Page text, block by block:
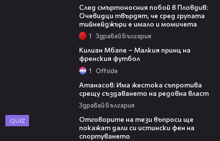
След смъртоносния побой в Пловдив:
Очевидци твърдят, че сред групата
тийнейджъри е имало и момичета
1 Здравей България
Килиан Мбапе – Малкия принц на
френския футбол
1 Оffside
Атанасов: Има жестока съпротива
срещу създаването на редовна власт
Здравей България
QUIZ
Отговорите на тези въпроси ще
покажат дали си истински фен на
спортуването